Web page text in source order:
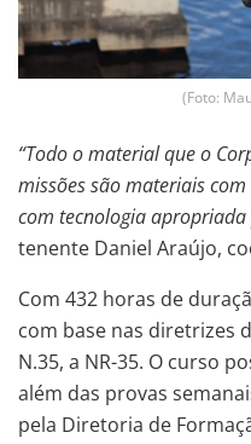
(Foto:
“Todo o material que o
missões são materiais
com tecnologia apropriada
tenente Daniel Araújo,
Com 432 horas de
com base nas diretrizes
N.35, a NR-35. O curso
além das provas
pela Diretoria de